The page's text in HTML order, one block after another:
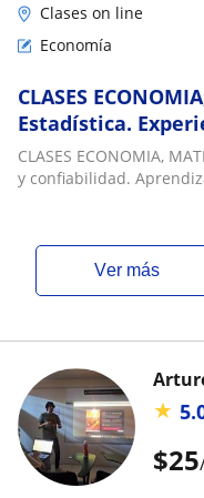
Clases on line
Economía
CLASES
Estadística.
Aprendizaje con
CLASES ECONOMIA,
y confiabilidad.
ver más
$25
★